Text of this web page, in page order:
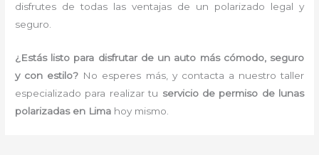
disfrutes de todas las ventajas de un polarizado legal y
seguro.
¿Estás listo para disfrutar de un auto más cómodo, seguro
y con estilo? No esperes más, y contacta a nuestro taller
especializado para realizar tu servicio de permiso de lunas
polarizadas en Lima hoy mismo.